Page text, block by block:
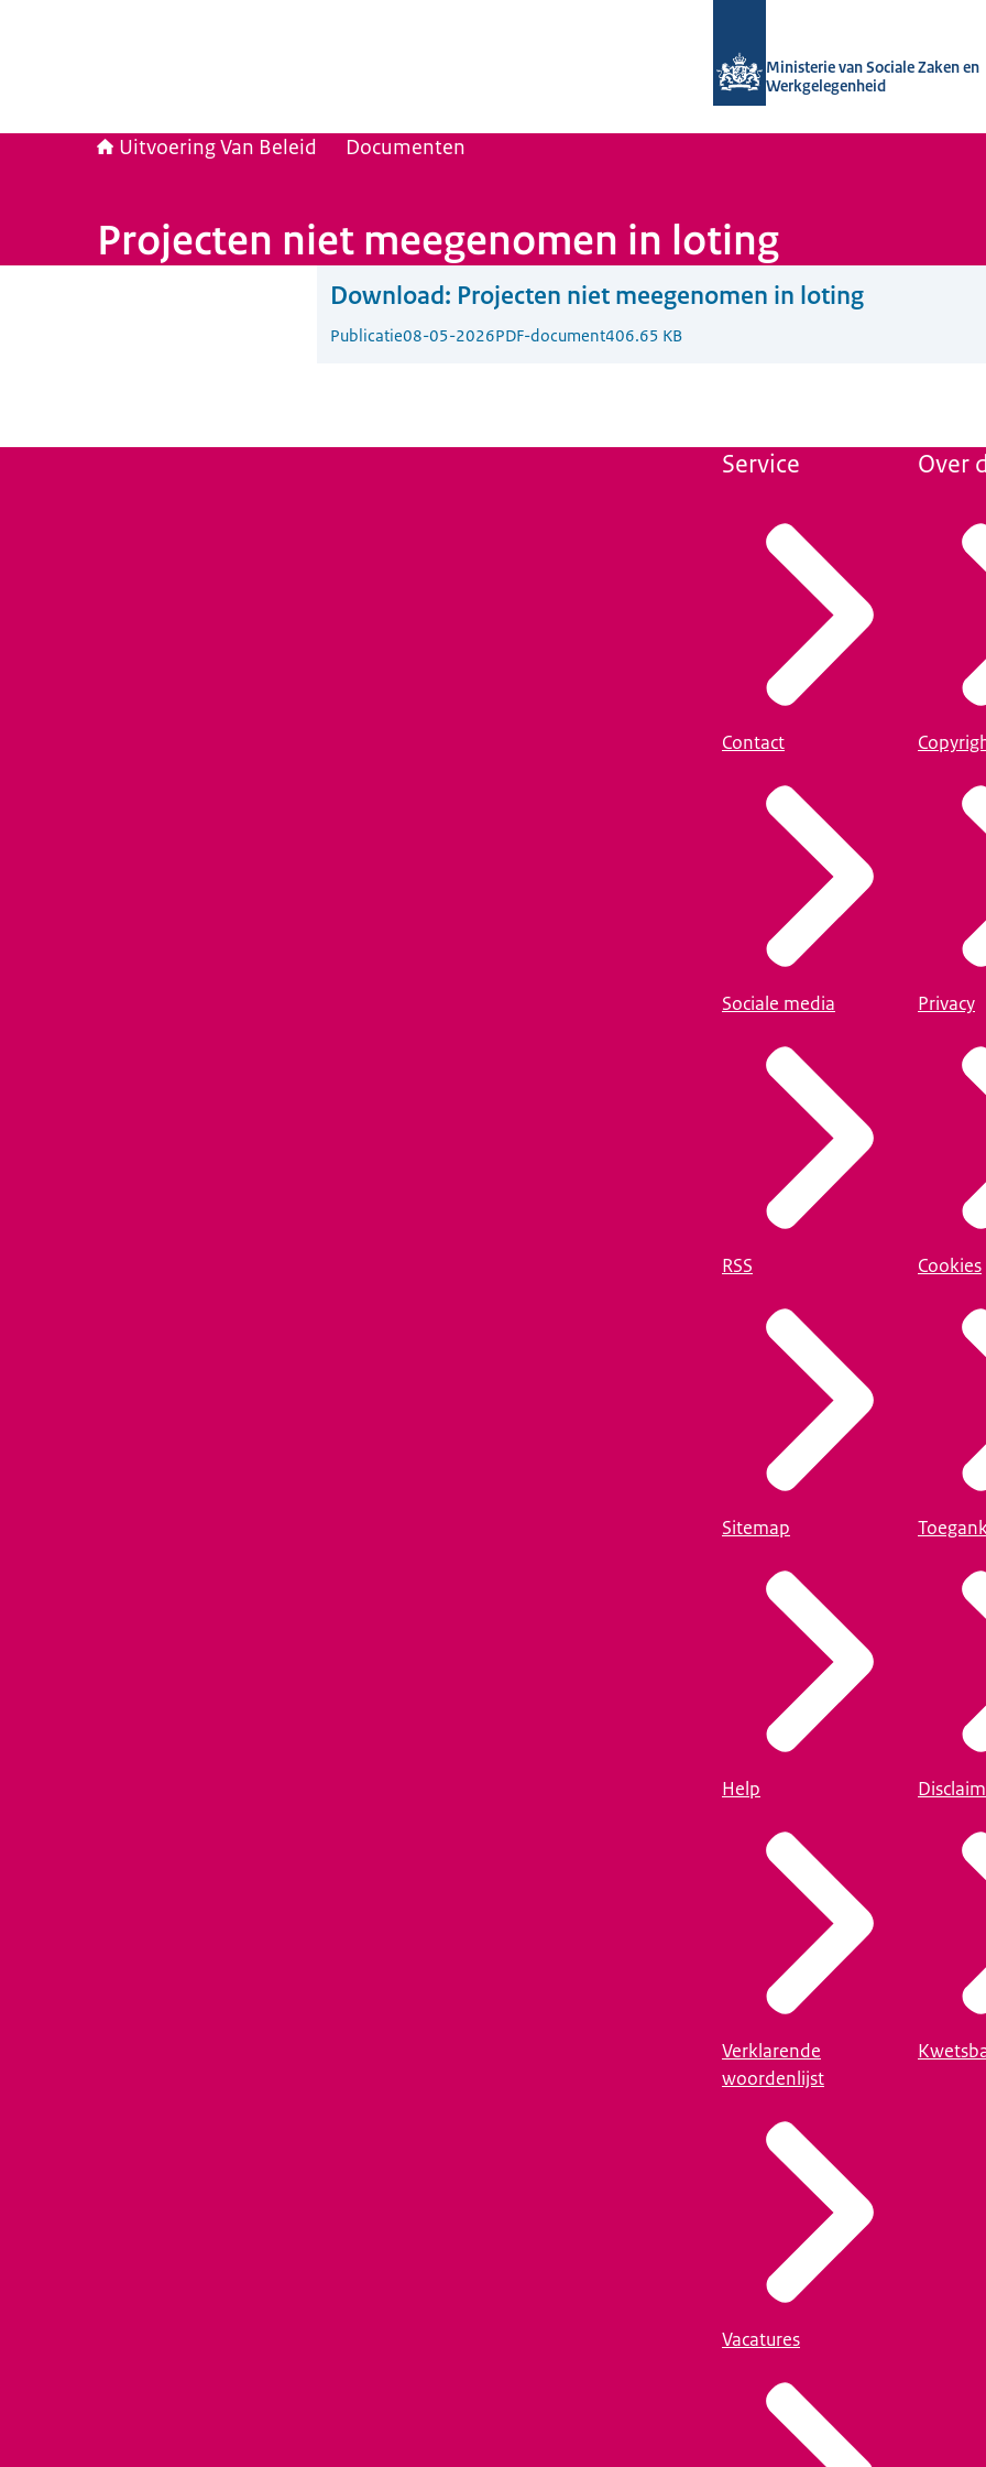
Ministerie van Sociale Zaken en
Werkgelegenheid
Uitvoering Van Beleid Documenten
Projecten niet meegenomen in loting
Download: Projecten niet meegenomen in loting
Publicatie08-05-2026PDF-document406.65 KB
Service
Contact
Sociale media
RSS
Sitemap
Help
Verklarende
woordenlijst
Vacatures
Over
Privacy
Cookies